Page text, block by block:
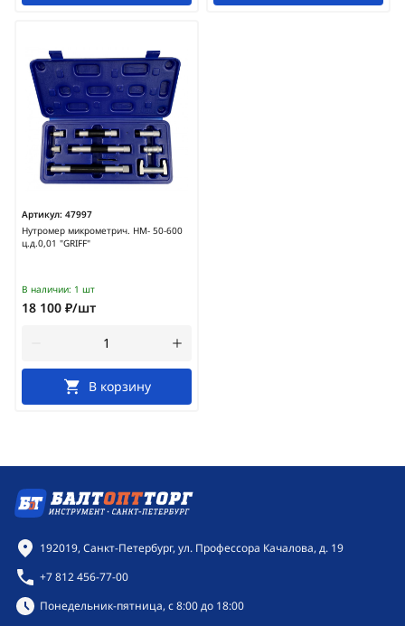
Артикул: 47997
Нутромер микрометрич. НМ- 50-600
ц.д.0,01 "GRIFF"
В наличии: 1 шт
18 100 ₽/шт
В корзину
Контактная информация
192019, Санкт-Петербург, ул. Профессора Качалова, д. 19
+7 812 456-77-00
Режим работы:
Понедельник-пятница, с 8:00 до 18:00